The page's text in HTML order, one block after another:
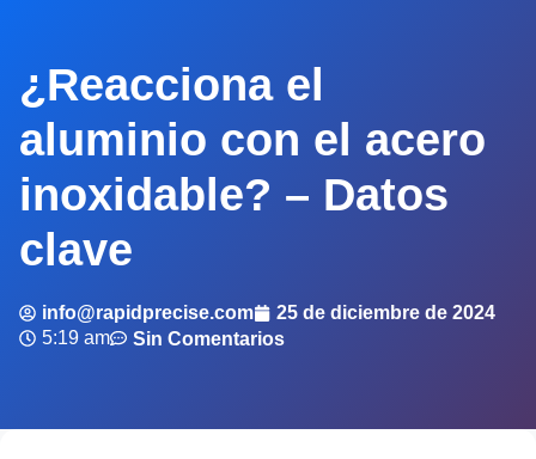
¿Reacciona el
aluminio con el acero
inoxidable? – Datos
clave
info@rapidprecise.com
25 de diciembre de 2024
5:19 am
Sin Comentarios